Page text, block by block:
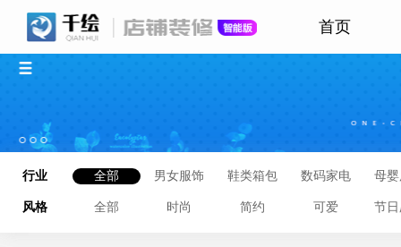
首页
行业 全部 男女服饰 鞋类箱包 数码家电 母
风格 全部 时尚 简约 可爱 节